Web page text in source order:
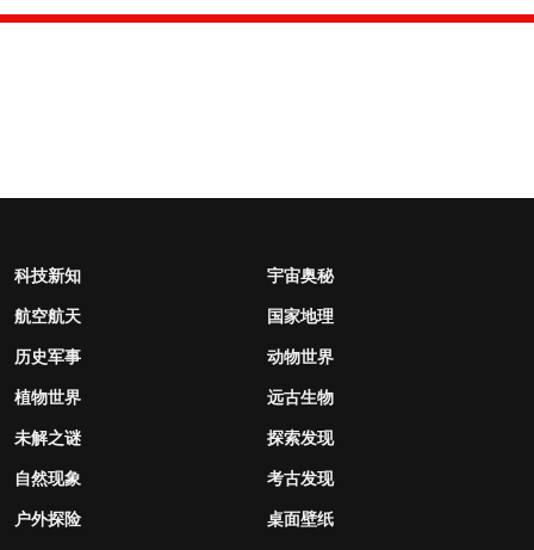
科技新知
宇宙奥秘
航空航天
国家地理
历史军事
动物世界
植物世界
远古生物
未解之谜
探索发现
自然现象
考古发现
户外探险
桌面壁纸